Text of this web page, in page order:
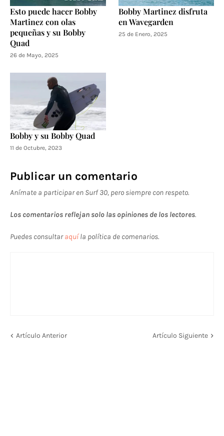
Esto puede hacer Bobby
Martinez con olas
pequeñas y su Bobby
Quad
26 de Mayo, 2025
Bobby Martinez disfruta
en Wavegarden
25 de Enero, 2025
Bobby y su Bobby Quad
11 de Octubre, 2023
Publicar un comentario
Anímate a participar en Surf 30, pero siempre con respeto.
Los comentarios reflejan solo las opiniones de los lectores.
Puedes consultaraquíla política de comenarios.
Artículo Anterior Artículo Siguiente